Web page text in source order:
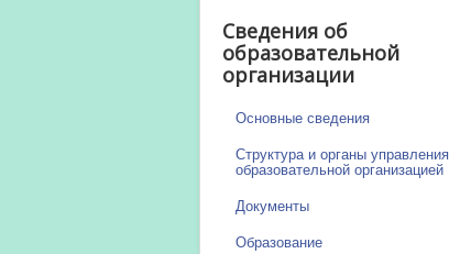
Сведения об
образовательной
организации
Основные сведения
Структура и органы управления
образовательной организацией
Документы
Образование